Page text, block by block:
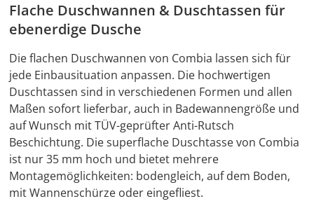
Flache Duschwannen & Duschtassen für
ebenerdige Dusche
Die flachen Duschwannen von Combia lassen sich für
jede Einbausituation anpassen. Die hochwertigen
Duschtassen sind in verschiedenen Formen und allen
Maßen sofort lieferbar, auch in Badewannengröße und
auf Wunsch mit TÜV-geprüfter Anti-Rutsch
Beschichtung. Die superflache Duschtasse von Combia
ist nur 35 mm hoch und bietet mehrere
Montagemöglichkeiten: bodengleich, auf dem Boden,
mit Wannenschürze oder eingefliest.